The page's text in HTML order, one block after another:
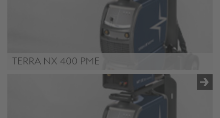
TERRA NX 400 PME